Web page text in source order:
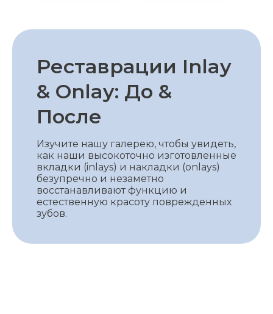
Реставрации Inlay
& Onlay: До &
После
Изучите нашу галерею, чтобы увидеть,
как наши высокоточно изготовленные
вкладки (inlays) и накладки (onlays)
безупречно и незаметно
восстанавливают функцию и
естественную красоту поврежденных
зубов.